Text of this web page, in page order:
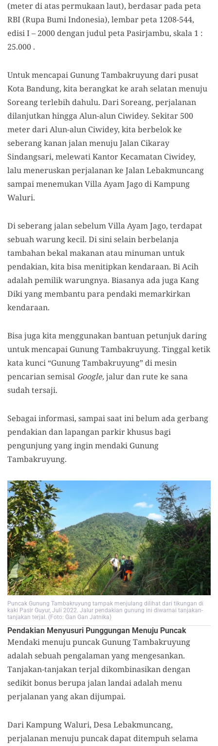
(meter di atas permukaan laut), berdasar pada peta
RBI (Rupa Bumi Indonesia), lembar peta 1208-544,
edisi I – 2000 dengan judul peta Pasirjambu, skala 1 :
25.000 .
Untuk mencapai Gunung Tambakruyung dari pusat
Kota Bandung, kitaberangkat ke arah selatan menuju
Soreang terlebih dahulu. Dari Soreang, perjalanan
dilanjutkan hinggaAlun-alun Ciwidey. Sekitar 500
meter dari Alun-alun Ciwidey, kitaberbelok ke
seberang kanan jalan menuju Jalan Cikaray
Sindangsari, melewati Kantor Kecamatan Ciwidey,
lalu meneruskanperjalananke Jalan Lebakmuncang
sampai menemukan VillaAyamJago di Kampung
Waluri.
Di seberang jalan sebelumVillaAyam Jago, terdapat
sebuah warung kecil. Di sini selainberbelanja
tambahan bekal makanan atau minuman untuk
pendakian, kita bisa menitipkan kendaraan. Bi Acih
adalah pemilik warungnya. Biasanya adajugaKang
Diki yang membantu para pendaki memarkirkan
kendaraan.
Bisa jugakitamenggunakan bantuan petunjuk daring
untuk mencapai Gunung Tambakruyung. Tinggal ketik
kata kunci “Gunung Tambakruyung” di mesin
pencarian semisal Google,jalur dan rute ke sana
sudah tersaji.
Sebagai informasi, sampai saat ini belum ada gerbang
pendakian dan lapanganparkir khusus bagi
pengunjung yang ingin mendaki Gunung
Tambakruyung.
Puncak Gunung Tambakruyung tampak menjulang dilihat dari tikungan di
kaki Pasir Guyur, Juli 2022. Jalur pendakian gunung ini diwarnai tanjakan-
tanjakan terjal. (Foto: Gan Gan Jatnika)
Pendakian Menyusuri Punggungan Menuju Puncak
Mendaki menuju puncak Gunung Tambakruyung
adalah sebuah pengalaman yang mengesankan.
Tanjakan-tanjakan terjal dikombinasikan dengan
sedikit bonus berupa jalan landai adalah menu
perjalanan yang akan dijumpai.
Dari Kampung Waluri, Desa Lebakmuncang,
perjalanan menuju puncak dapat ditempuh selama